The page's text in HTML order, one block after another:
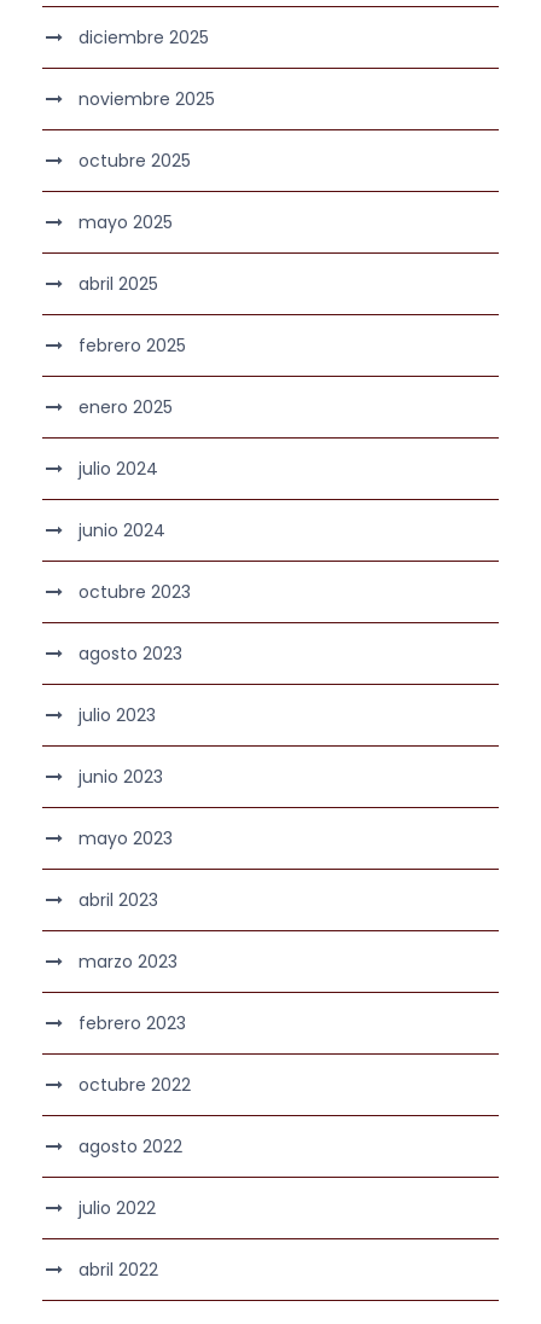
diciembre 2025
noviembre 2025
octubre 2025
mayo 2025
abril 2025
febrero 2025
enero 2025
julio 2024
junio 2024
octubre 2023
agosto 2023
julio 2023
junio 2023
mayo 2023
abril 2023
marzo 2023
febrero 2023
octubre 2022
agosto 2022
julio 2022
abril 2022